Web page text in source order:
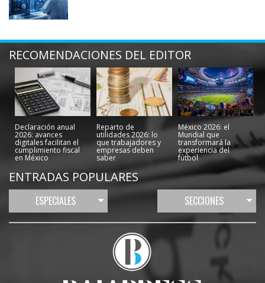
RECOMENDACIONES DEL EDITOR
Declaración anual
2026: avances
digitales facilitan el
cumplimiento fiscal
en México
Reparto de
utilidades 2026: lo
que trabajadores y
empresas deben
saber
México 2026: el
Mundial que
transformará la
experiencia del
fútbol
ENTRADAS POPULARES
ESPECIALES SECCIONES